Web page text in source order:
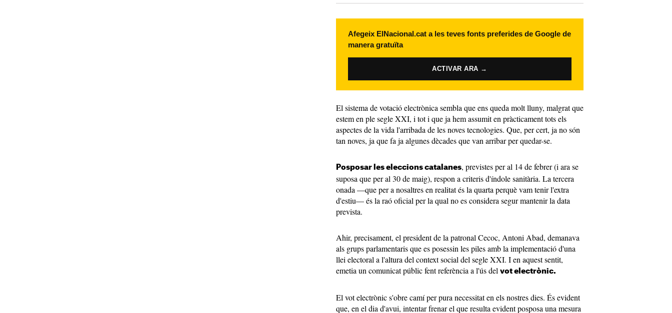
Afegeix ElNacional.cat a les teves fonts preferides de Google de
manera gratuïta
ACTIVAR ARA →
El sistema de votació electrònica sembla que ens queda molt lluny, malgrat que
estem en ple segle XXI, i tot i que ja hem assumit en pràcticament tots els
aspectes de la vida l'arribada de les noves tecnologies. Que, per cert, ja no són
tan noves, ja que fa ja algunes dècades que van arribar per quedar-se.
Posposar les eleccions catalanes, previstes per al 14 de febrer (i ara se
suposa que per al 30 de maig), respon a criteris d'índole sanitària. La tercera
onada —que per a nosaltres en realitat és la quarta perquè vam tenir l'extra
d'estiu— és la raó oficial per la qual no es considera segur mantenir la data
prevista.
Ahir, precisament, el president de la patronal Cecoc, Antoni Abad, demanava
als grups parlamentaris que es posessin les piles amb la implementació d'una
llei electoral a l'altura del context social del segle XXI. I en aquest sentit,
emetia un comunicat públic fent referència a l'ús del vot electrònic.
El vot electrònic s'obre camí per pura necessitat en els nostres dies. És evident
que, en el dia d'avui, intentar frenar el que resulta evident posposa una mesura